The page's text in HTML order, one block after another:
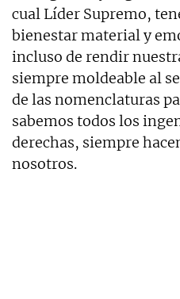
cual Líder Supremo,
bienestar material y
incluso de rendir
siempre moldeable al
de las nomenclaturas
sabemos todos los
derechas, siempre
nosotros.